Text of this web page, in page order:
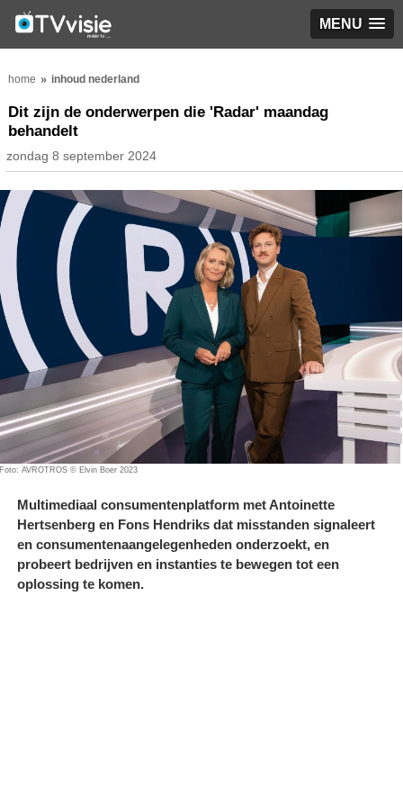
MENU
home inhoud nederland
Dit zijn de onderwerpen die 'Radar' maandag
behandelt
zondag 8 september 2024
Foto: AVROTROS © Elvin Boer 2023
Multimediaal consumentenplatform met Antoinette
Hertsenberg en Fons Hendriks dat misstanden signaleert
en consumentenaangelegenheden onderzoekt, en
probeert bedrijven en instanties te bewegen tot een
oplossing te komen.